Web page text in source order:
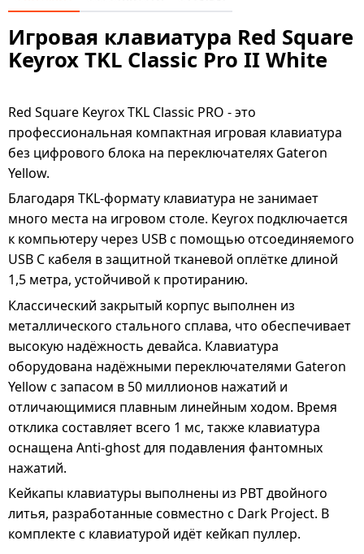
Игровая клавиатура Red Square
Keyrox TKL Classic Pro II White
Red Square Keyrox TKL Classic PRO - это
профессиональная компактная игровая клавиатура
без цифрового блока на переключателях Gateron
Yellow.
Благодаря TKL-формату клавиатура не занимает
много места на игровом столе. Keyrox подключается
к компьютеру через USB с помощью отсоединяемого
USB C кабеля в защитной тканевой оплётке длиной
1,5 метра, устойчивой к протиранию.
Классический закрытый корпус выполнен из
металлического стального сплава, что обеспечивает
высокую надёжность девайса. Клавиатура
оборудована надёжными переключателями Gateron
Yellow с запасом в 50 миллионов нажатий и
отличающимися плавным линейным ходом. Время
отклика составляет всего 1 мс, также клавиатура
оснащена Anti-ghost для подавления фантомных
нажатий.
Кейкапы клавиатуры выполнены из PBT двойного
литья, разработанные совместно с Dark Project. В
комплекте с клавиатурой идёт кейкап пуллер.